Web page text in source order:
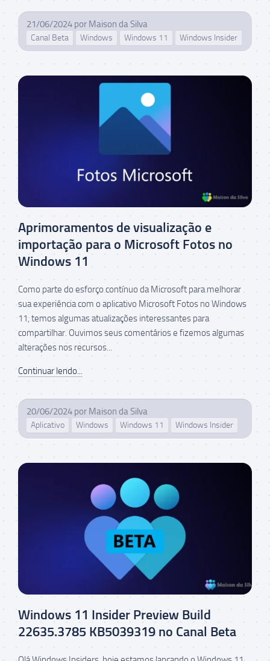
21/06/2024 por Maison da Silva
Canal Beta Windows Windows 11 Windows Insider
Aprimoramentos de visualização e
importação para o Microsoft Fotos no
Windows 11
Como parte do esforço contínuo da Microsoft para melhorar
sua experiência com o aplicativo Microsoft Fotos no Windows
11, temos algumas atualizações interessantes para
compartilhar. Ouvimos seus comentários e fizemos algumas
alterações nos recursos...
Continuar lendo...
20/06/2024 por Maison da Silva
Aplicativo Windows Windows 11 Windows Insider
Windows 11 Insider Preview Build
22635.3785 KB5039319 no Canal Beta